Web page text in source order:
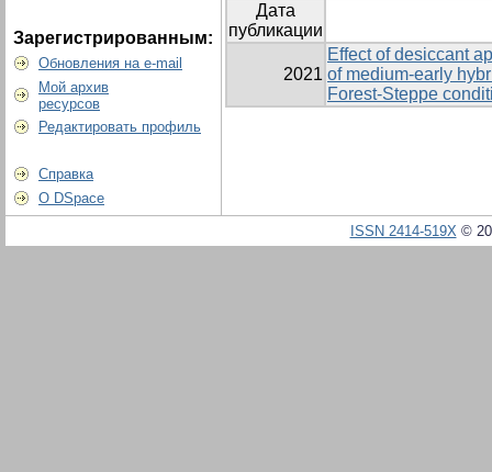
Зарегистрированным:
Обновления на e-mail
Мой архив
ресурсов
Редактировать профиль
Справка
О DSpace
Дата
публикации
2021
Effect of desiccant
of medium-early
Forest-Steppe
ISSN 2414-519X©